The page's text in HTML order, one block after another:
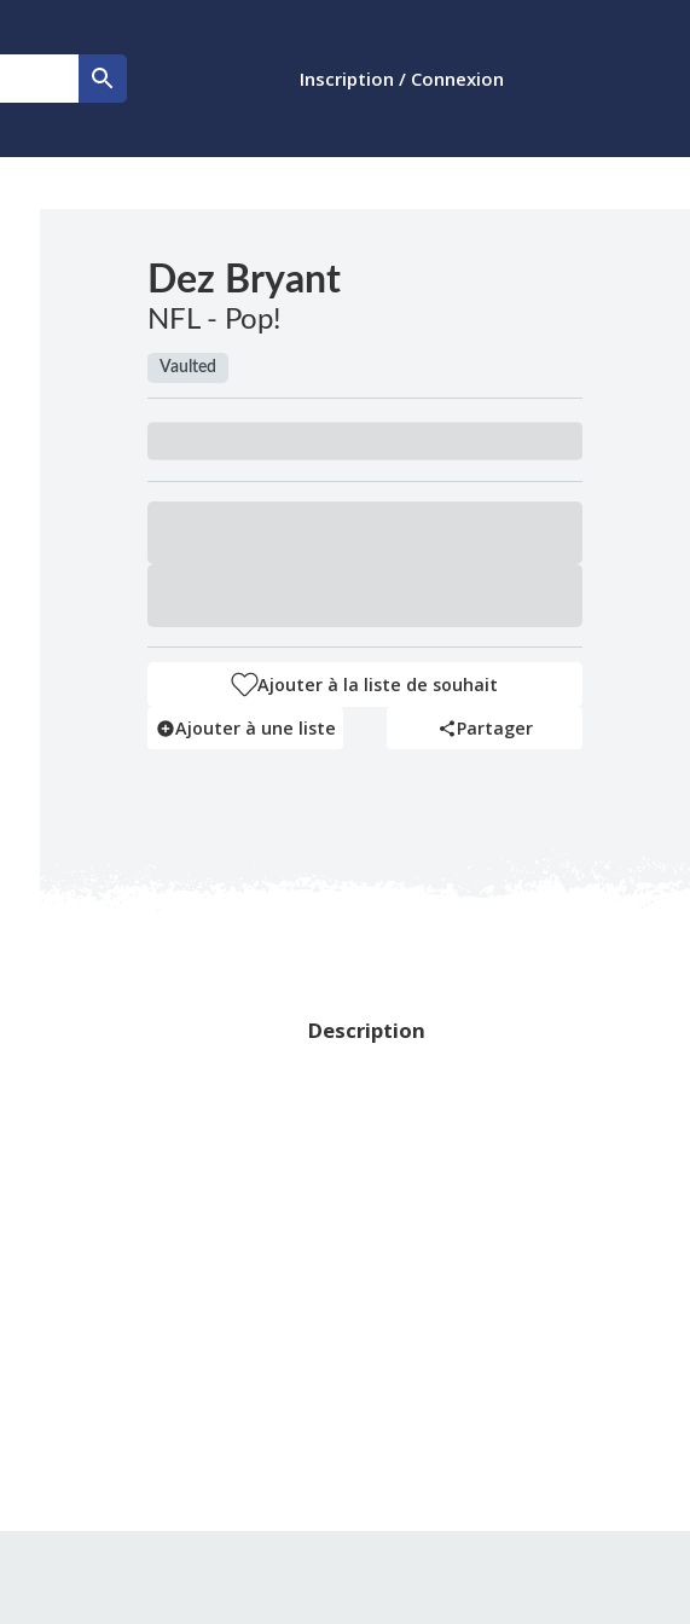
Inscription / Connexion
Dez Bryant
NFL - Pop!
Vaulted
Ajouter à la liste de souhait
Ajouter à une liste
Partager
Description